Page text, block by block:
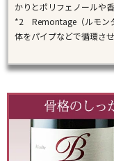
かりとポリフェノールや
*2 Remontage（ルモン
体をパイプなどで循環さ